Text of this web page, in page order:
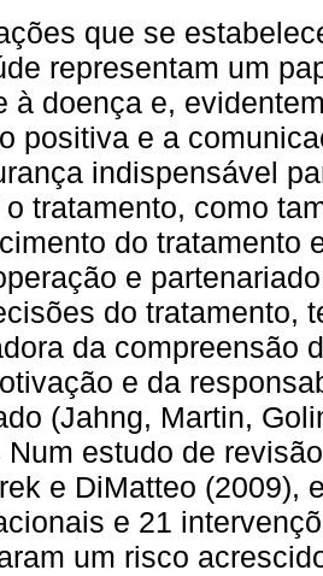
que se
representam um
à doença e,
positiva e a
indispensável
o tratamento, como
do tratamento
e
do tratamento,
da compreensão
e da
(Jahng, Martin,
Num estudo de
e DiMatteo (2009),
e 21
um risco